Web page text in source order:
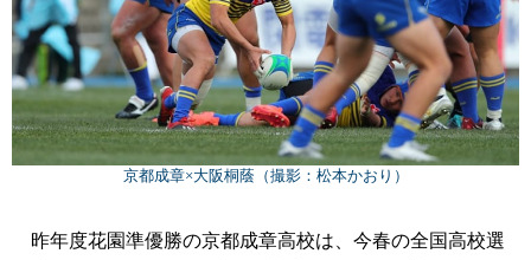
京都成章×大阪桐蔭（撮影：松本かおり）
昨年度花園準優勝の京都成章高校は、今春の全国高校選